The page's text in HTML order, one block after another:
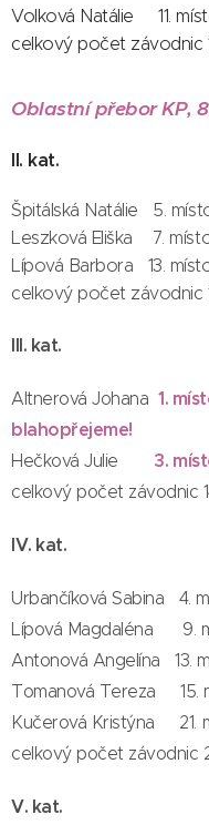
Volková Natálie 11.
celkový počet závodnic
Oblastní přebor KP,
II. kat.
Špitálská Natálie 5.
Leszková Eliška 7.
Lípová Barbora 13.
celkový počet závodnic
III. kat.
Altnerová Johana1.
blahopřejeme!
Hečková Julie 3.
celkový počet závodnic
IV. kat.
Urbančíková Sabina 4.
Lípová Magdaléna 9.
Antonová Angelína 13.
Tomanová Tereza 15.
Kučerová Kristýna 21.
celkový počet závodnic
V. kat.